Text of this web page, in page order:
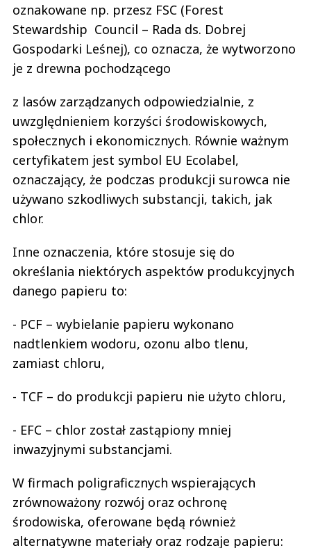
oznakowane np. przesz FSC (Forest
Stewardship Council – Rada ds. Dobrej
Gospodarki Leśnej), co oznacza, że wytworzono
je z drewna pochodzącego
z lasów zarządzanych odpowiedzialnie, z
uwzględnieniem korzyści środowiskowych,
społecznych i ekonomicznych. Równie ważnym
certyfikatem jest symbol EU Ecolabel,
oznaczający, że podczas produkcji surowca nie
używano szkodliwych substancji, takich, jak
chlor.
Inne oznaczenia, które stosuje się do
określania niektórych aspektów produkcyjnych
danego papieru to:
- PCF – wybielanie papieru wykonano
nadtlenkiem wodoru, ozonu albo tlenu,
zamiast chloru,
- TCF – do produkcji papieru nie użyto chloru,
- EFC – chlor został zastąpiony mniej
inwazyjnymi substancjami.
W firmach poligraficznych wspierających
zrównoważony rozwój oraz ochronę
środowiska, oferowane będą również
alternatywne materiały oraz rodzaje papieru: